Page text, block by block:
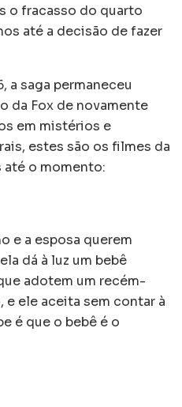
o fracasso do quarto
até a decisão de fazer
a saga permaneceu
da Fox de novamente
em mistérios e
estes são os filmes da
o momento:
e a esposa querem
dá à luz um bebê
adotem um recém-
e ele aceita sem contar à
é que o bebê é o